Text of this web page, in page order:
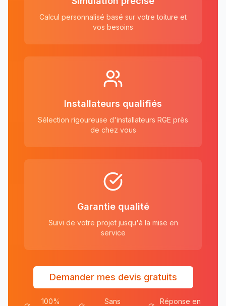
Calcul personnalisé basé sur votre toiture et
vos besoins
Installateurs qualifiés
Sélection rigoureuse d'installateurs RGE près
de chez vous
Garantie qualité
Suivi de votre projet jusqu'à la mise en
service
Demander mes devis gratuits
100%
Sans
Réponse en